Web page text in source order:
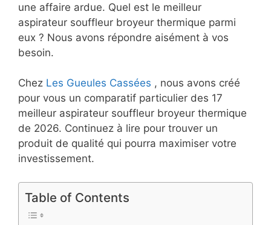
une affaire ardue. Quel est le meilleur
aspirateur souffleur broyeur thermique parmi
eux ? Nous avons répondre aisément à vos
besoin.
Chez Les Gueules Cassées , nous avons créé
pour vous un comparatif particulier des 17
meilleur aspirateur souffleur broyeur thermique
de 2026. Continuez à lire pour trouver un
produit de qualité qui pourra maximiser votre
investissement.
Table of Contents